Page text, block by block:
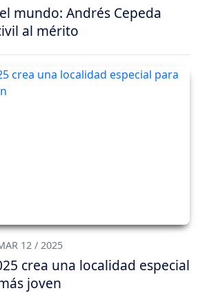
mundo: Andrés Cepeda
al mérito
12 / 2025
crea una localidad especial
joven